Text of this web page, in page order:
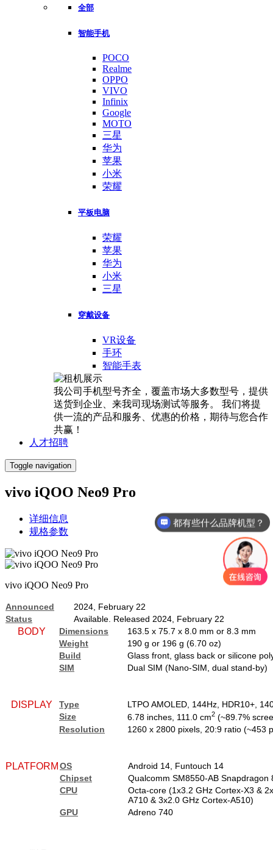
全部
智能手机
POCO
Realme
OPPO
VIVO
Infinix
Google
MOTO
三星
华为
苹果
小米
荣耀
平板电脑
荣耀
苹果
华为
小米
三星
穿戴设备
VR设备
手环
智能手表
我公司手机型号齐全，覆盖市场大多数型号，提供
送货到企业、来我司现场测试等服务。 我们将提
供一流的产品和服务、优惠的价格，期待与您合作
共赢！
人才招聘
Toggle navigation
vivo iQOO Neo9 Pro
详细信息
规格参数
vivo iQOO Neo9 Pro
Announced
2024, February 22
Status
Available. Released 2024, February 22
BODY Dimensions
163.5 x 75.7 x 8.0 mm or 8.3 mm
Weight
190 g or 196 g (6.70 oz)
Build
Glass front, glass back or silicone
SIM
Dual SIM (Nano-SIM, dual stand-by)
DISPLAY Type
LTPO AMOLED, 144Hz, HDR10+,
Size
6.78 inches, 111.0 cm2 (~89.7%
Resolution
1260 x 2800 pixels, 20:9 ratio (~453
PLATFORM OS
Android 14, Funtouch 14
Chipset
Qualcomm SM8550-AB Snapdragon
CPU
Octa-core (1x3.2 GHz Cortex-X3 &
A710 & 3x2.0 GHz Cortex-A510)
GPU
Adreno 740
都有些什么品牌机型？